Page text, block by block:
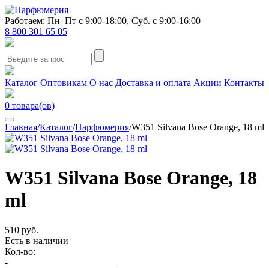
Работаем: Пн–Пт с 9:00-18:00, Суб. с 9:00-16:00
8 800 301 65 05
Каталог Оптовикам О нас Доставка и оплата Акции Контакты
0 товара(ов)
Главная/Каталог/Парфюмерия/W351 Silvana Bose Orange, 18 ml
W351 Silvana Bose Orange, 18
ml
510 руб.
Есть в наличии
Кол-во:
-